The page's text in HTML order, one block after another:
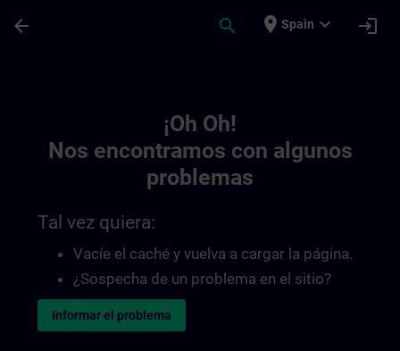
arrow_back search place Spain expand_more login
¡Oh Oh!
Nos encontramos con algunos
problemas
Tal vez quiera:
Vacíe el caché y vuelva a cargar la página.
¿Sospecha de un problema en el sitio?
Informar el problema